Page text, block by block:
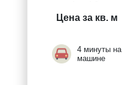
Цена за кв. м
4 минуты на
машине